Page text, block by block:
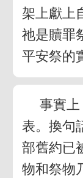
架上獻上
祂是贖罪
平安祭的
事實
表。換句
部舊約已
物和祭物